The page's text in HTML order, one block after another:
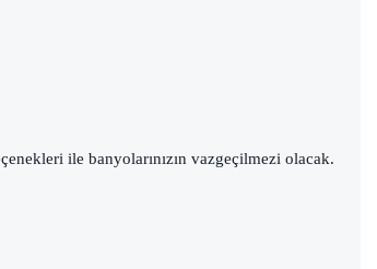
ile banyolarınızın vazgeçilmezi olacak.